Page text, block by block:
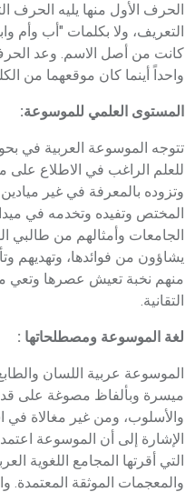
الحرف الأول منها يليه الحرف
التعريف، ولا بكلمات "أب وأم
كانت من أصل الاسم. وعد
واحداً أينما كان موقعهما من
المستوى العلمي للموسوعة:
تتوجه الموسوعة العربية في
للعلم الراغب في الاطلاع على
وتزوده بالمعرفة في غير
المختص وتفيده وتخدمه في
الجامعات وأمثالهم من طالبي
يشاؤون من فوائدها، وتهديهم
منهم نخبة تعيش عصرها وتعي
التقانية.
لغة الموسوعة ومصطلحاتها :
الموسوعة عربية اللسان
ميسرة وبألفاظ مصوغة على
والأسلوب، ومن غير مغالاة
الإشارة إلى أن الموسوعة
التي أقرتها المجامع اللغوية
والمعجمات الموثقة المعتمدة.